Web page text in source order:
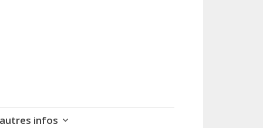
infos